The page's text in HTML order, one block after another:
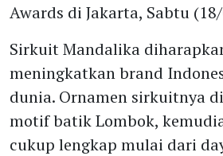
Awards di Jakarta, Sabtu
Sirkuit Mandalika
meningkatkan brand
dunia. Ornamen sirkuitnya
motif batik Lombok,
cukup lengkap mulai dari